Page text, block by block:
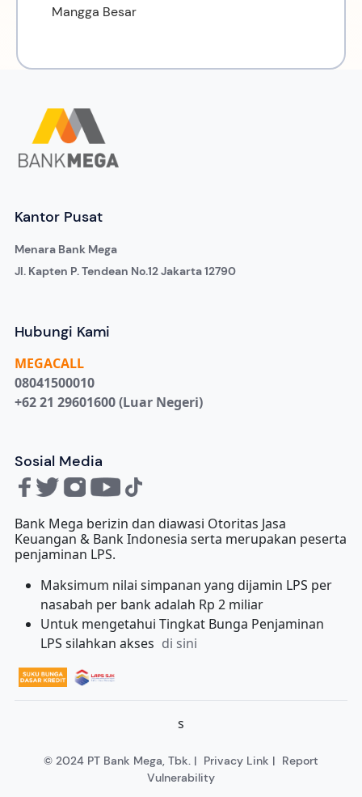
Mangga Besar
Kantor Pusat
Menara Bank Mega
Jl. Kapten P. Tendean No.12 Jakarta 12790
Hubungi Kami
MEGACALL
08041500010
+62 21 29601600 (Luar Negeri)
Sosial Media
Bank Mega berizin dan diawasi Otoritas Jasa
Keuangan & Bank Indonesia serta merupakan peserta
penjaminan LPS.
Maksimum nilai simpanan yang dijamin LPS per
nasabah per bank adalah Rp 2 miliar
Untuk mengetahui Tingkat Bunga Penjaminan
LPS silahkan akses di sini
s
© 2024 PT Bank Mega, Tbk. | Privacy Link | Report
Vulnerability